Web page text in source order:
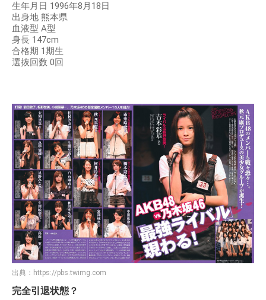
生年月日 1996年8月18日
出身地 熊本県
血液型 A型
身長 147cm
合格期 1期生
選抜回数 0回
出典： https://pbs.twimg.com
完全引退状態？